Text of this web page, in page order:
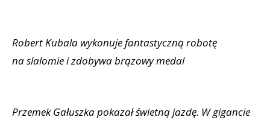
Robert Kubala wykonuje fantastyczną robotę
na slalomie i zdobywa brązowy medal
Przemek Gałuszka pokazał świetną jazdę. W gigancie